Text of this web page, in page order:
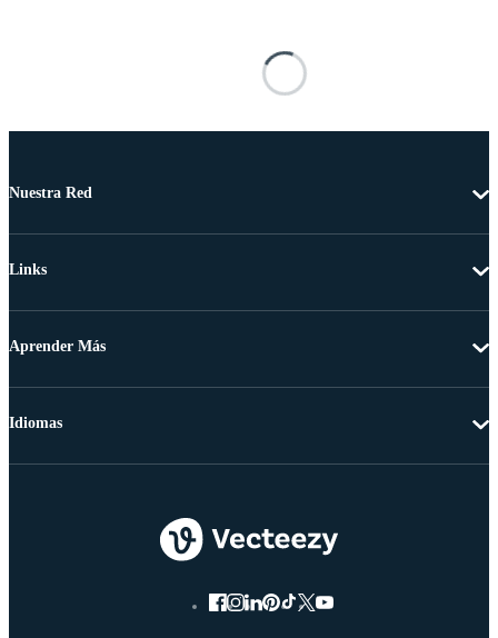
Nuestra Red
Links
Aprender Más
Idiomas